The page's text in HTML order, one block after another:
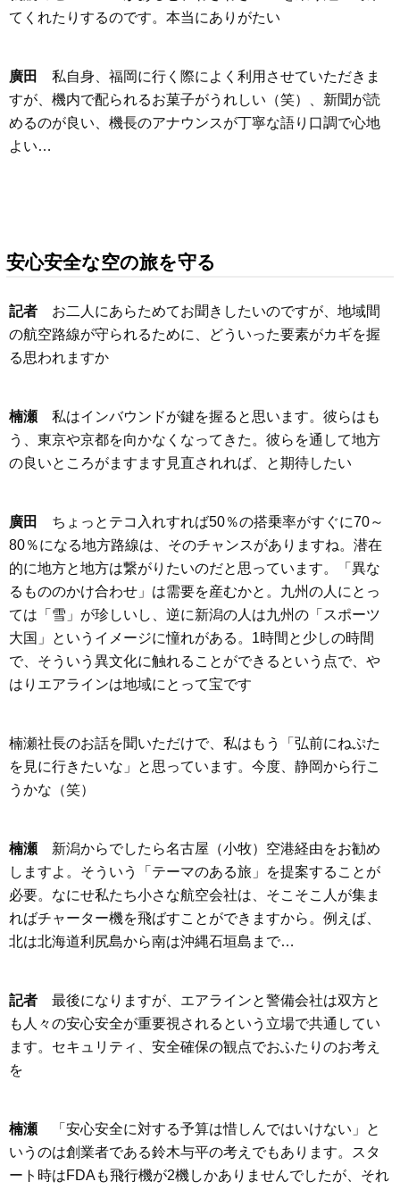
てくれたりするのです。本当にありがたい
廣田
私自身、福岡に行く際によく利用させていただきま
すが、機内で配られるお菓子がうれしい（笑）、新聞が読
めるのが良い、機長のアナウンスが丁寧な語り口調で心地
よい…
安心安全な空の旅を守る
記者 お二人にあらためてお聞きしたいのですが、地域間
の航空路線が守られるために、どういった要素がカギを握
る思われますか
楠瀬 私はインバウンドが鍵を握ると思います。彼らはも
う、東京や京都を向かなくなってきた。彼らを通して地方
の良いところがますます見直されれば、と期待したい
廣田
ちょっとテコ入れすれば50％の搭乗率がすぐに70～
80％になる地方路線は、そのチャンスがありますね。潜在
的に地方と地方は繋がりたいのだと思っています。「異な
るもののかけ合わせ」は需要を産むかと。九州の人にとっ
ては「雪」が珍しいし、逆に新潟の人は九州の「スポーツ
大国」というイメージに憧れがある。1時間と少しの時間
で、そういう異文化に触れることができるという点で、や
はりエアラインは地域にとって宝です
楠瀬社長のお話を聞いただけで、私はもう「弘前にねぷた
を見に行きたいな」と思っています。今度、静岡から行こ
うかな（笑）
楠瀬 新潟からでしたら名古屋（小牧）空港経由をお勧め
しますよ。そういう「テーマのある旅」を提案することが
必要。なにせ私たち小さな航空会社は、そこそこ人が集ま
ればチャーター機を飛ばすことができますから。例えば、
北は北海道利尻島から南は沖縄石垣島まで…
記者 最後になりますが、エアラインと警備会社は双方と
も人々の安心安全が重要視されるという立場で共通してい
ます。セキュリティ、安全確保の観点でおふたりのお考え
を
楠瀬 「安心安全に対する予算は惜しんではいけない」と
いうのは創業者である鈴木与平の考えでもあります。スタ
ート時はFDAも飛行機が2機しかありませんでしたが、それ